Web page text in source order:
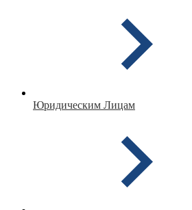
Юридическим Лицам